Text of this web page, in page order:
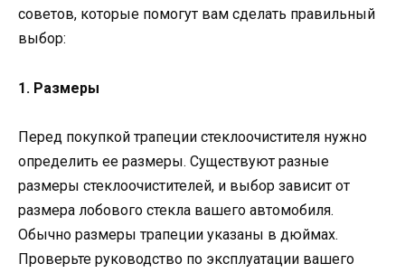
советов, которые помогут вам сделать правильный
выбор:
1. Размеры
Перед покупкой трапеции стеклоочистителя нужно
определить ее размеры. Существуют разные
размеры стеклоочистителей, и выбор зависит от
размера лобового стекла вашего автомобиля.
Обычно размеры трапеции указаны в дюймах.
Проверьте руководство по эксплуатации вашего